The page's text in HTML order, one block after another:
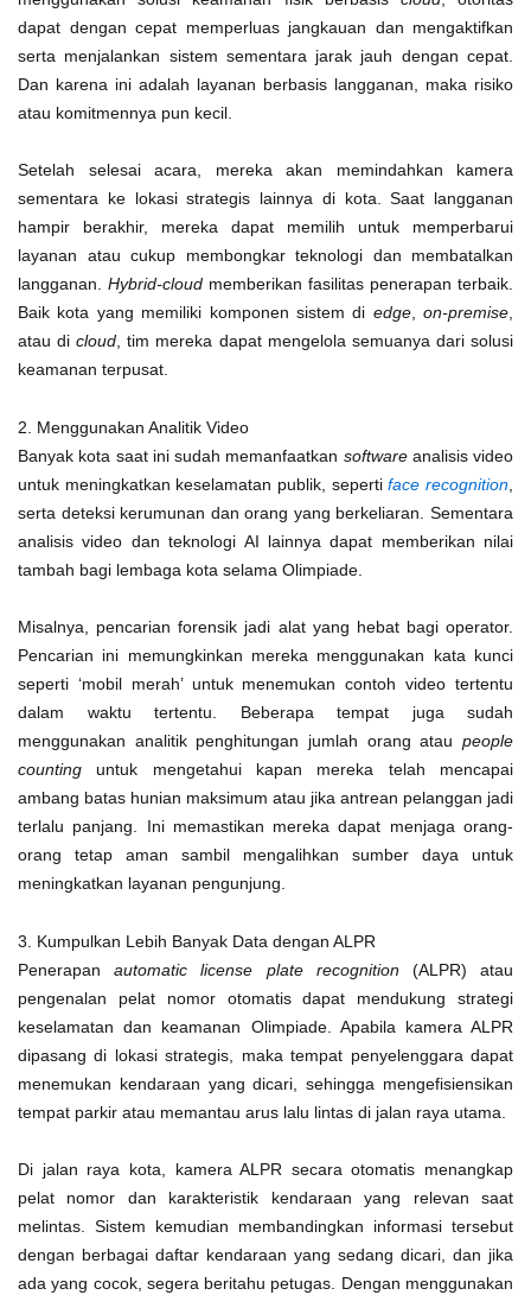
dapat dengan cepat memperluas jangkauan dan mengaktifkan
serta menjalankan sistem sementara jarak jauh dengan cepat.
Dan karena ini adalah layanan berbasis langganan, maka risiko
atau komitmennya pun kecil.
Setelah selesai acara, mereka akan memindahkan kamera
sementara ke lokasi strategis lainnya di kota. Saat langganan
hampir berakhir, mereka dapat memilih untuk memperbarui
layanan atau cukup membongkar teknologi dan membatalkan
langganan. Hybrid-cloud memberikan fasilitas penerapan terbaik.
Baik kota yang memiliki komponen sistem di edge, on-premise,
atau dicloud, tim mereka dapat mengelola semuanya dari solusi
keamanan terpusat.
2. Menggunakan Analitik Video
Banyak kota saat ini sudah memanfaatkan softwareanalisis video
untuk meningkatkan keselamatan publik, sepertiface recognition
serta deteksi kerumunan dan orang yang berkeliaran. Sementara
analisis video dan teknologi AI lainnya dapat memberikan nilai
tambah bagi lembaga kota selama Olimpiade.
Misalnya, pencarian forensik jadi alat yang hebat bagi operator.
Pencarian ini memungkinkan mereka menggunakan kata kunci
seperti ‘mobil merah’ untuk menemukan contoh video tertentu
dalam waktu tertentu. Beberapa tempat juga sudah
menggunakan analitik penghitungan jumlah orang atau people
counting untuk mengetahui kapan mereka telah mencapai
ambang batas hunian maksimum atau jika antrean pelanggan jadi
terlalu panjang. Ini memastikan mereka dapat menjaga orang-
orang tetap aman sambil mengalihkan sumber daya untuk
meningkatkan layanan pengunjung.
3. Kumpulkan Lebih Banyak Data dengan ALPR
Penerapanautomatic license plate recognition (ALPR) atau
pengenalan pelat nomor otomatis dapat mendukung strategi
keselamatan dan keamanan Olimpiade. Apabila kamera ALPR
dipasang di lokasi strategis, maka tempat penyelenggara dapat
menemukan kendaraan yang dicari, sehingga mengefisiensikan
tempat parkir atau memantau arus lalu lintas di jalan raya utama.
Di jalan raya kota, kamera ALPR secara otomatis menangkap
pelat nomor dan karakteristik kendaraan yang relevan saat
melintas. Sistem kemudian membandingkan informasi tersebut
dengan berbagai daftar kendaraan yang sedang dicari, dan jika
ada yang cocok, segera beritahu petugas. Dengan menggunakan